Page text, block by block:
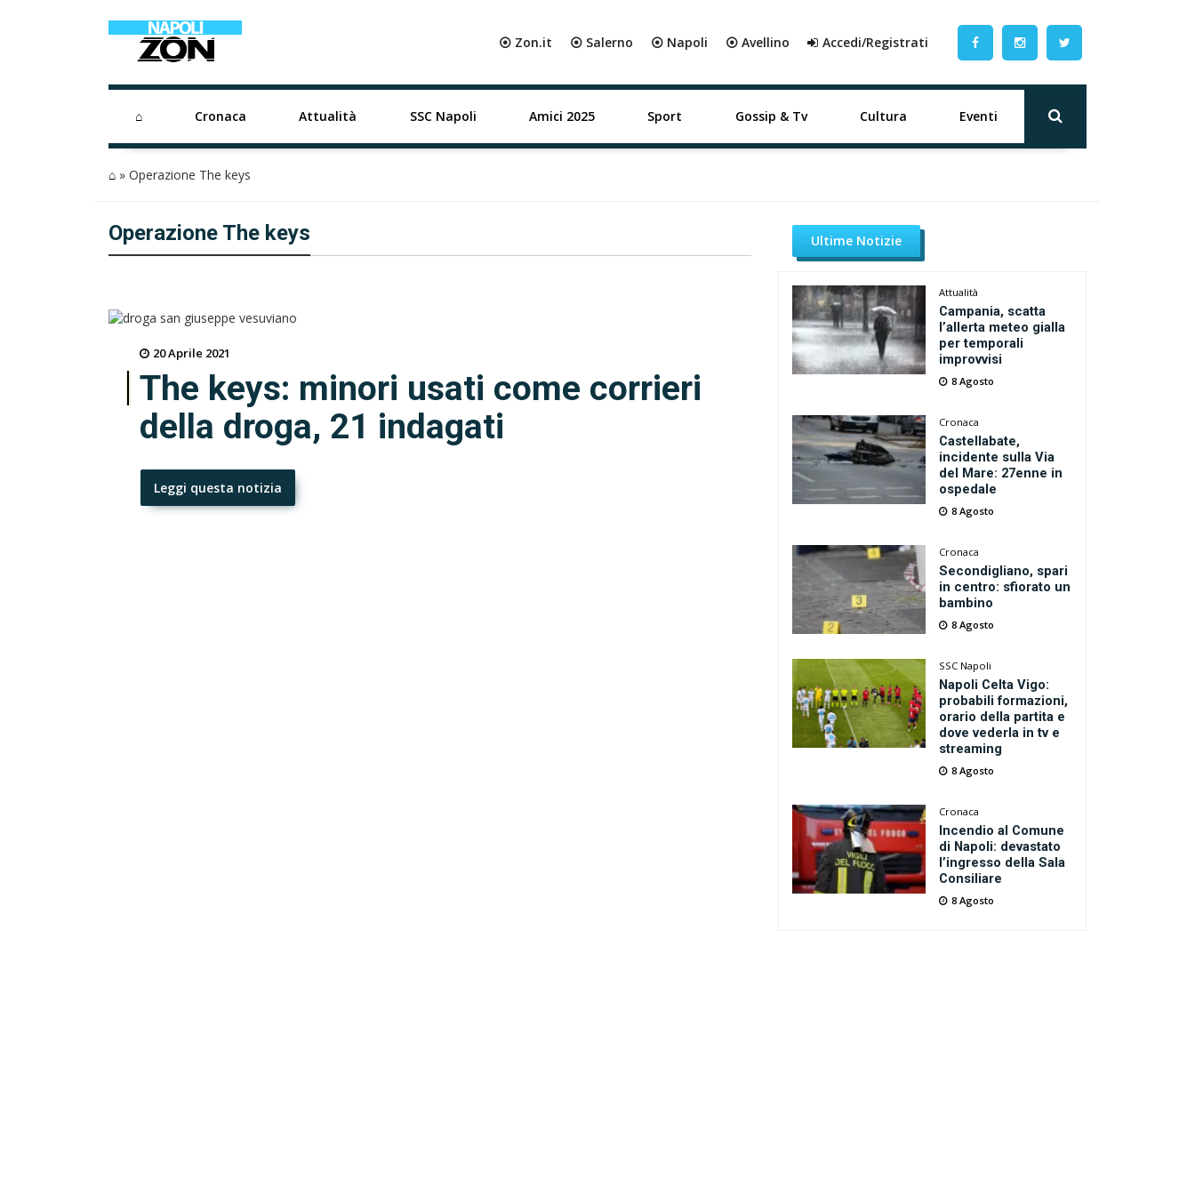
⦿ Zon.it ⦿ Salerno ⦿ Napoli ⦿ Avellino Accedi/Registrati
⌂ Cronaca Attualità SSC Napoli Amici 2025 Sport Gossip & Tv Cultura Eventi
⌂ » Operazione The keys
Operazione The keys
20 Aprile 2021
The keys: minori usati come corrieri
della droga, 21 indagati
Leggi questa notizia
Ultime Notizie
Attualità
Campania, scatta
l’allerta meteo gialla
per temporali
improvvisi
8 Agosto
Cronaca
Castellabate,
incidente sulla Via
del Mare: 27enne in
ospedale
8 Agosto
Cronaca
Secondigliano, spari
in centro: sfiorato un
bambino
8 Agosto
SSC Napoli
Napoli Celta Vigo:
probabili formazioni,
orario della partita e
dove vederla in tv e
streaming
8 Agosto
Cronaca
Incendio al Comune
di Napoli: devastato
l’ingresso della Sala
Consiliare
8 Agosto